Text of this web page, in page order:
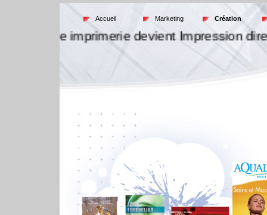
Accueil Marketing Création
Alliance imprimerie devient Impression direct